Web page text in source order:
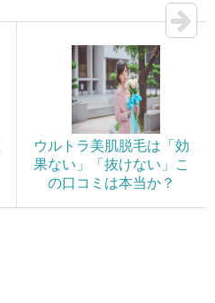
ウルトラ美肌脱毛は「効
果ない」「抜けない」こ
の口コミは本当か？